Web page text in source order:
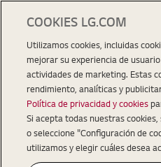
COOKIES LG.COM
Utilizamos cookies, incluidas
mejorar su experiencia de
actividades de marketing. Estas
rendimiento, analíticas y
Política de privacidad y cookies
Si acepta todas nuestras
o seleccione "Configuración de
utilizamos y elegir cuáles desea